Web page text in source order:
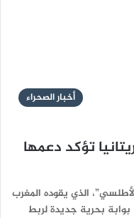
أخبار الصحراء
تؤكد دعمها
الذي يقوده المغرب
بحرية جديدة لربط